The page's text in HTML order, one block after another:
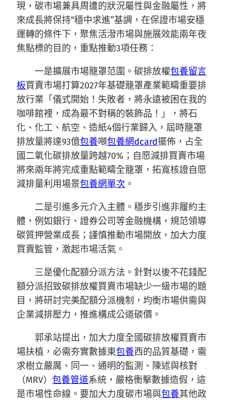
現，碳市場兼具周遭的狀況屬性與金融屬性，將
來成長將保持“穩中求進”基調，在保證市場安穩
運轉的條件下，聚焦活潑市場與施展效能兩年夜
焦點標的目的，重點推動3項任務：
一是擴展市場籠罩范圍。碳排放權包養留言
板買賣市場打算2027年基礎籠罩產業範疇重要排
放行業「儀式開始！失敗者，將永遠被困在我的
咖啡館裡，成為最不對稱的裝飾品！」，將石
化、化工、航空、造紙4個行業歸入，屆時籠罩
排放量將達93億包養噸包養網dcard擺佈，占全
國二氧化碳排放量跨越70%；自愿減排買賣市場
將來兩年將完成重點範疇全籠罩，拓寬核證自愿
減排量利用場景包養網單次 。
二是引進多元介入主體。穩步引進非履約主
體，例如銀行、證券公司等金融機構，規范領導
碳質押營業成長；謹慎推動市場開放，加大力度
買賣監管，激起市場活氣。
三是優化配額分派方法。針對以後不花錢配
額分派招致碳排放權買賣市場缺少一級市場的題
目，將研討完美配額分派機制，均衡市場供需與
企業減排壓力，推進構成公道碳價。
郭承站提出，加大力度全國碳排放權買賣市
場扶植，必需夯實數據東包養西的品質基礎，需
求樹立嚴厲、同一、通明的監測、陳述與核對
（MRV） 包養管道系統，嚴格衝擊數據造假，這
是市場性命線。要加大力度碳市場與包養其他政